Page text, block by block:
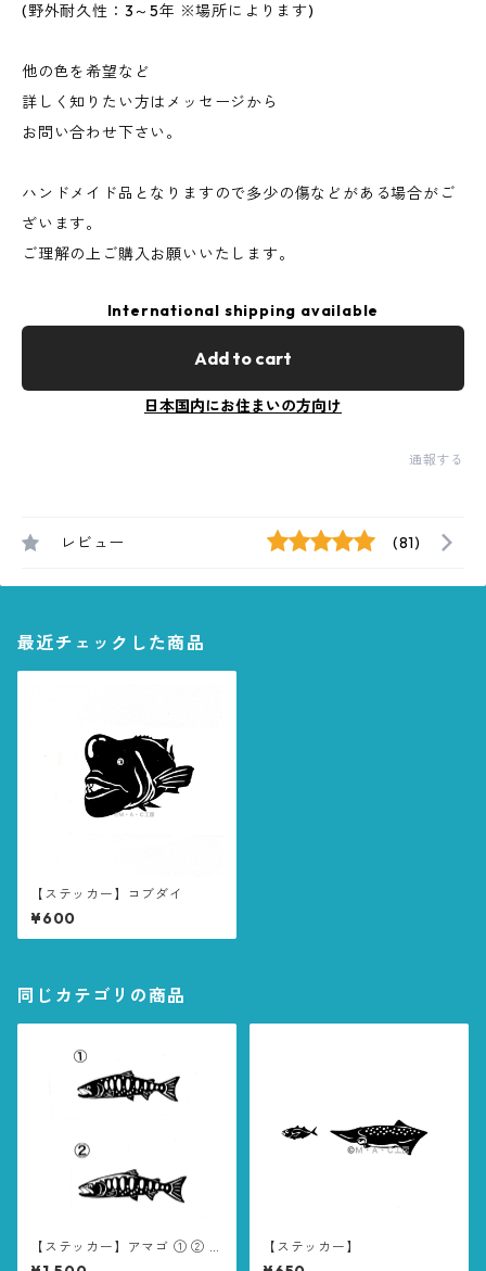
(野外耐久性：3～5年 ※場所によります)
他の色を希望など
詳しく知りたい方はメッセージから
お問い合わせ下さい。
ハンドメイド品となりますので多少の傷などがある場合がご
ざいます。
ご理解の上ご購入お願いいたします。
International shipping available
Add to cart
日本国内にお住まいの方向け
通報する
レビュー (81)
最近チェックした商品
【ステッカー】コブダイ
¥600
同じカテゴリの商品
【ステッカー】アマゴ ① ② 15
cm
【ステッカー】